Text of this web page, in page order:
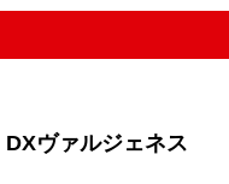
ヴァルジェネス